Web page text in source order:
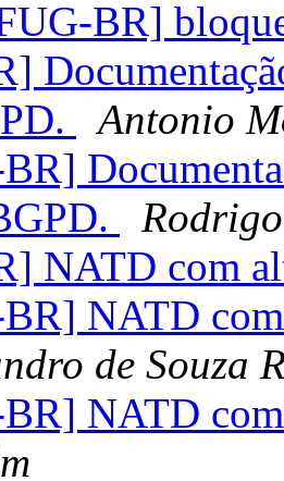
BR]
Antonio
NATD com
NATD
de Souza
NATD